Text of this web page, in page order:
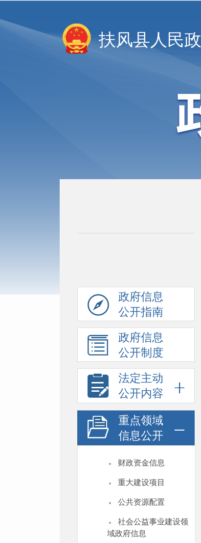
扶风县人民
政府信息
公开指南
政府信息
公开制度
法定主动
公开内容
重点领域
信息公开
· 财政资金信息
· 重大建设项目
· 公共资源配置
·
社会公益事业建设领
域政府信息